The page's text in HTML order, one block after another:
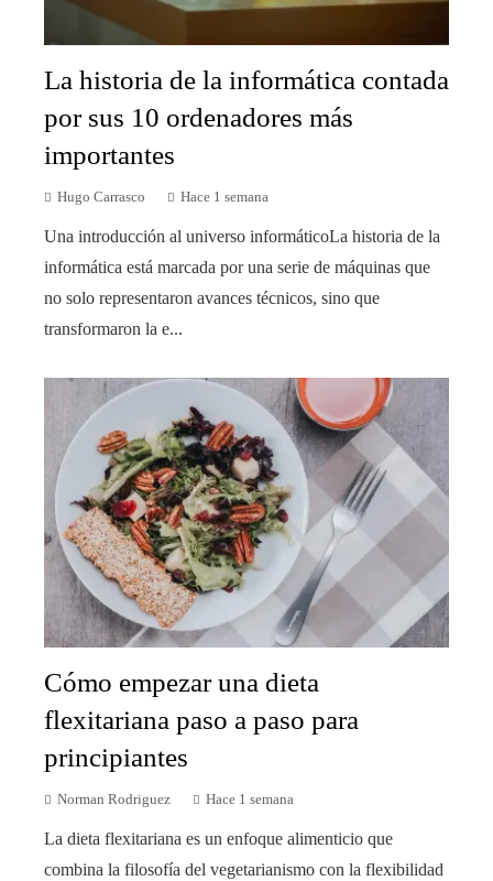
La historia de la informática contada
por sus 10 ordenadores más
importantes
Hugo Carrasco Hace 1 semana
Una introducción al universo informáticoLa historia de la
informática está marcada por una serie de máquinas que
no solo representaron avances técnicos, sino que
transformaron la e...
Cómo empezar una dieta
flexitariana paso a paso para
principiantes
Norman Rodriguez Hace 1 semana
La dieta flexitariana es un enfoque alimenticio que
combina la filosofía del vegetarianismo con la flexibilidad